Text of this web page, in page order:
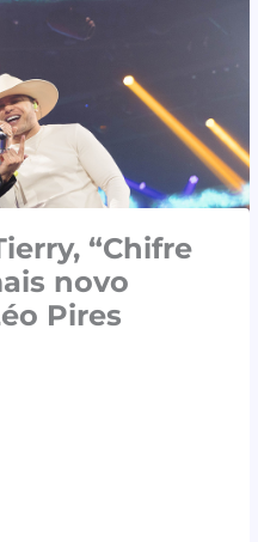
“Chifre
novo
Pires